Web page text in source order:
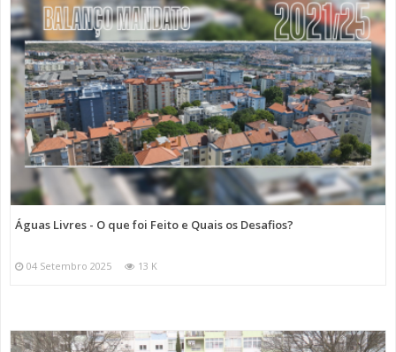
Águas Livres - O que foi Feito e Quais os Desafios?
04 Setembro 2025 13 K